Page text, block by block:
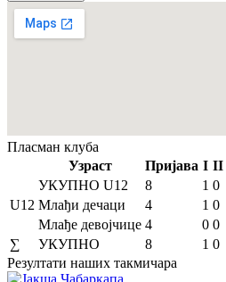
Пласман клуба
Узраст
Пријава I II
U12
УКУПНО U12 8 1 0
Млађи дечаци
4 1 0
Млађе девојчице 4 0 0
∑
УКУПНО 8 1 0
Резултати наших такмичара